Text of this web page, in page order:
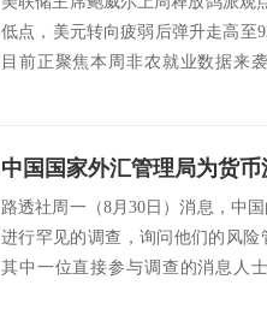
低点，美元转向疲弱后弹升走高至
目前正聚焦本周非农就业数据来
路透社周一（8月30日）消息，中
进行罕见的调查，询问他们的风险
其中一位直接参与调查的消息人